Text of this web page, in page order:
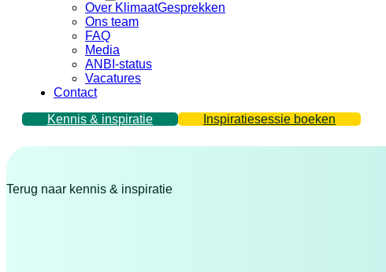
Over KlimaatGesprekken
Ons team
FAQ
Media
ANBI-status
Vacatures
Contact
Kennis & inspiratie
Inspiratiesessie boeken
Terug naar kennis & inspiratie